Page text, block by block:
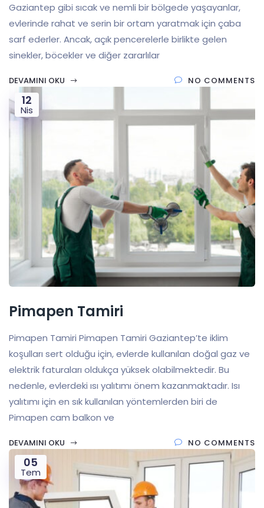
Gaziantep gibi sıcak ve nemli bir bölgede yaşayanlar,
evlerinde rahat ve serin bir ortam yaratmak için çaba
sarf ederler. Ancak, açık pencerelerle birlikte gelen
sinekler, böcekler ve diğer zararlılar
DEVAMINI OKU NO COMMENTS
12
Nis
Pimapen Tamiri
Pimapen Tamiri Pimapen Tamiri Gaziantep’te iklim
koşulları sert olduğu için, evlerde kullanılan doğal gaz ve
elektrik faturaları oldukça yüksek olabilmektedir. Bu
nedenle, evlerdeki ısı yalıtımı önem kazanmaktadır. Isı
yalıtımı için en sık kullanılan yöntemlerden biri de
Pimapen cam balkon ve
DEVAMINI OKU NO COMMENTS
05
Tem